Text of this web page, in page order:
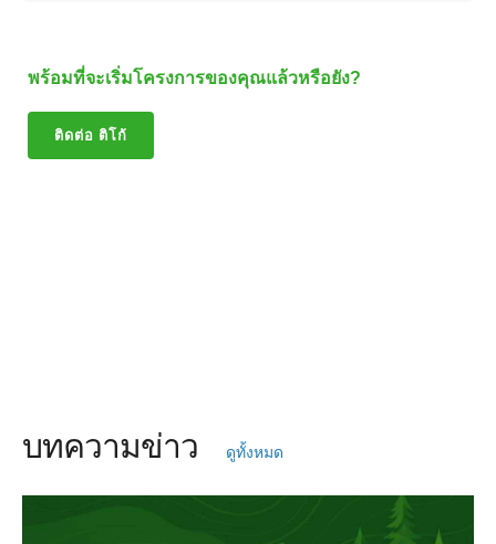
พร้อมที่จะเริ่มโครงการของคุณแล้วหรือยัง?
ติดต่อ ติโก้
บทความข่าว ดูทั้งหมด